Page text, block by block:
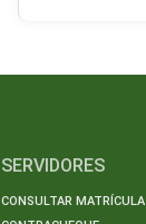
SERVIDORES
CONSULTAR MATRÍCULA